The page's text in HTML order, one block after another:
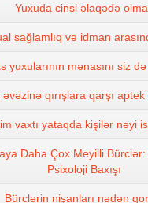
Yuxuda cinsi əlaqədə
sağlamlıq və idman
yuxularının mənasını siz
əvəzinə qırışlara qarşı
vaxtı yataqda kişilər nəyi
Daha Çox Meyilli Bürclər:
Psixoloji Baxışı
Bürclərin nişanları nədən